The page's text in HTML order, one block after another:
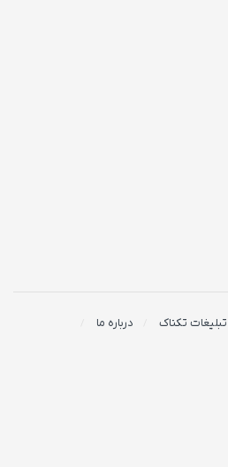
تبلیغات تکناک
درباره ما